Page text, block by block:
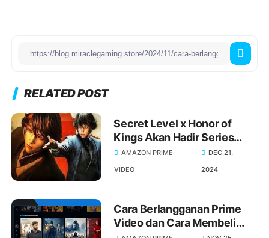
RELATED POST
Secret Level x Honor of
Kings Akan Hadir Series
Animasi di Prime Video
AMAZON PRIME
VIDEO
DEC 21,
2024
Cara Berlangganan Prime
Video dan Cara Membeli